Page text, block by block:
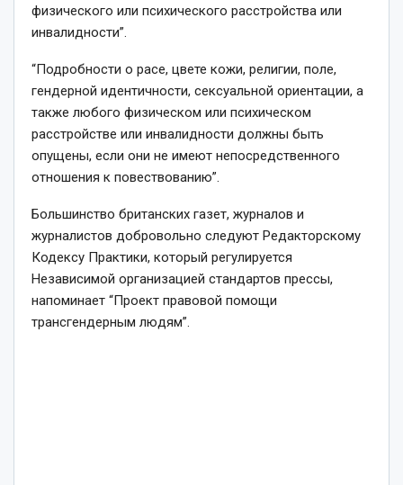
физического или психического расстройства или
инвалидности”.
“Подробности о расе, цвете кожи, религии, поле,
гендерной идентичности, сексуальной ориентации, а
также любого физическом или психическом
расстройстве или инвалидности должны быть
опущены, если они не имеют непосредственного
отношения к повествованию”.
Большинство британских газет, журналов и
журналистов добровольно следуют Редакторскому
Кодексу Практики, который регулируется
Независимой организацией стандартов прессы,
напоминает “Проект правовой помощи
трансгендерным людям”.